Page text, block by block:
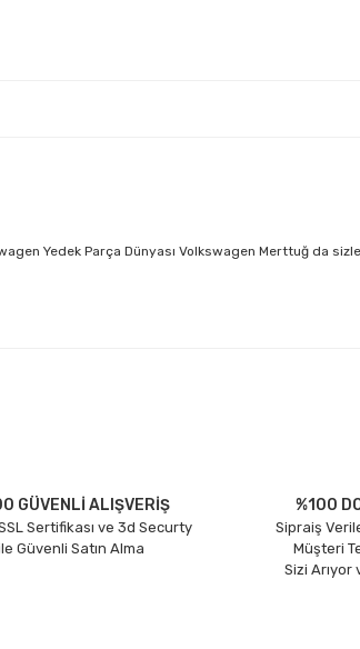
Yedek Parça Dünyası Volkswagen Merttuğ da
GÜVENLİ ALIŞVERİŞ
Sertifikası ve 3d Securty
Güvenli Satın Alma
%100
Sipraiş
Müşteri
Sizi Arıyor